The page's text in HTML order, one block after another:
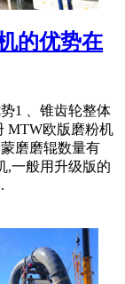
的优势在
1 、锥齿轮整体
MTW欧版磨粉机
磨磨辊数量有
,一般用升级版的